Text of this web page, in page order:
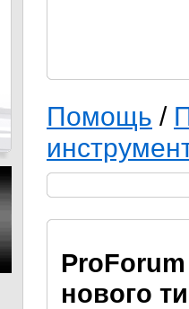
Помощь /
Pro
нового